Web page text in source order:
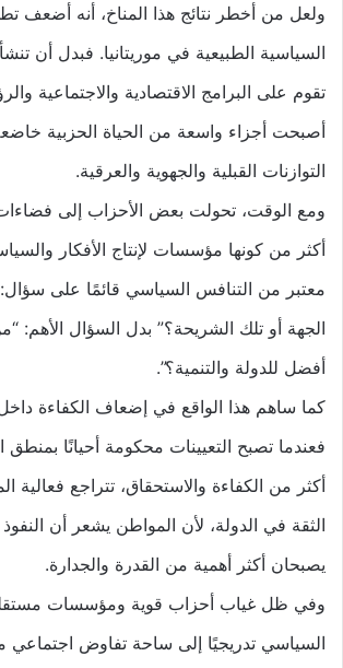
ولعل من أخطر نتائج هذا المناخ، أنه أضعف
السياسية الطبيعية في موريتانيا. فبدل أن
تقوم على البرامج الاقتصادية والاجتماعية
أصبحت أجزاء واسعة من الحياة الحزبية
التوازنات القبلية والجهوية والعرقية.
ومع الوقت، تحولت بعض الأحزاب إلى فضاءات
أكثر من كونها مؤسسات لإنتاج الأفكار
معتبر من التنافس السياسي قائمًا على
الجهة أو تلك الشريحة؟” بدل السؤال الأهم:
أفضل للدولة والتنمية؟”.
كما ساهم هذا الواقع في إضعاف الكفاءة داخل
فعندما تصبح التعيينات محكومة أحيانًا بمنطق
أكثر من الكفاءة والاستحقاق، تتراجع
الثقة في الدولة، لأن المواطن يشعر أن النفوذ
يصبحان أكثر أهمية من القدرة والجدارة.
وفي ظل غياب أحزاب قوية ومؤسسات
السياسي تدريجيًا إلى ساحة تفاوض اجتماعي